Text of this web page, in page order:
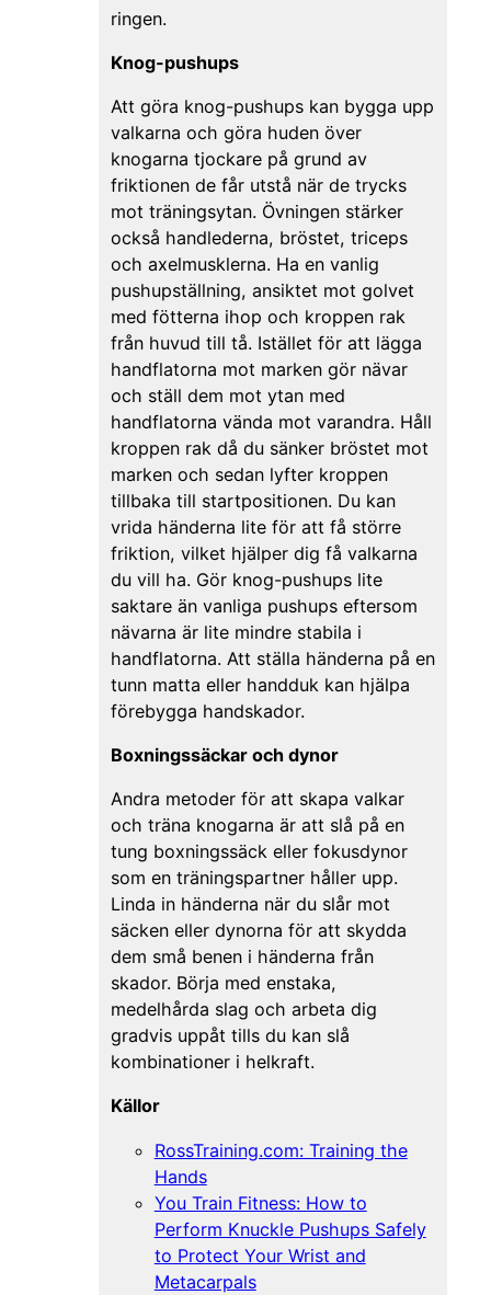
ringen.
Knog-pushups
Att göra knog-pushups kan bygga upp
valkarna och göra huden över
knogarna tjockare på grund av
friktionen de får utstå när de trycks
mot träningsytan. Övningen stärker
också handlederna, bröstet, triceps
och axelmusklerna. Ha en vanlig
pushupställning, ansiktet mot golvet
med fötterna ihop och kroppen rak
från huvud till tå. Istället för att lägga
handflatorna mot marken gör nävar
och ställ dem mot ytan med
handflatorna vända mot varandra. Håll
kroppen rak då du sänker bröstet mot
marken och sedan lyfter kroppen
tillbaka till startpositionen. Du kan
vrida händerna lite för att få större
friktion, vilket hjälper dig få valkarna
du vill ha. Gör knog-pushups lite
saktare än vanliga pushups eftersom
nävarna är lite mindre stabila i
handflatorna. Att ställa händerna på en
tunn matta eller handduk kan hjälpa
förebygga handskador.
Boxningssäckar och dynor
Andra metoder för att skapa valkar
och träna knogarna är att slå på en
tung boxningssäck eller fokusdynor
som en träningspartner håller upp.
Linda in händerna när du slår mot
säcken eller dynorna för att skydda
dem små benen i händerna från
skador. Börja med enstaka,
medelhårda slag och arbeta dig
gradvis uppåt tills du kan slå
kombinationer i helkraft.
Källor
RossTraining.com: Training the
Hands
You Train Fitness: How to
Perform Knuckle Pushups Safely
to Protect Your Wrist and
Metacarpals